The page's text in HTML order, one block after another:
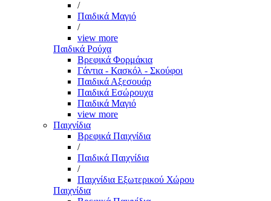
/
Παιδικά Μαγιό
/
view more
Παιδικά Ρούχα
Βρεφικά Φορμάκια
Γάντια - Κασκόλ - Σκούφοι
Παιδικά Αξεσουάρ
Παιδικά Εσώρουχα
Παιδικά Μαγιό
view more
Παιχνίδια
Βρεφικά Παιχνίδια
/
Παιδικά Παιχνίδια
/
Παιχνίδια Εξωτερικού Χώρου
Παιχνίδια